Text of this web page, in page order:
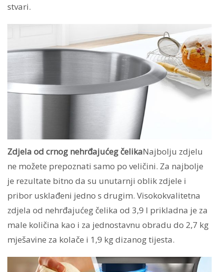
stvari.
Zdjela od crnog nehrđajućeg čelikaNajbolju zdjelu
ne možete prepoznati samo po veličini. Za najbolje
je rezultate bitno da su unutarnji oblik zdjele i
pribor usklađeni jedno s drugim. Visokokvalitetna
zdjela od nehrđajućeg čelika od 3,9 l prikladna je za
male količina kao i za jednostavnu obradu do 2,7 kg
mješavine za kolače i 1,9 kg dizanog tijesta.